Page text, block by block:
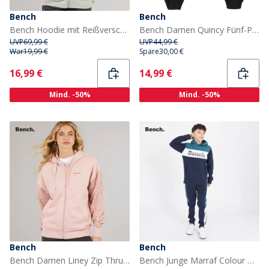
Bench
Bench Hoodie mit Reißverschluss Damen Salbei
UVP69,99 €
War19,99 €
Current
16,99 €
Mind. -50%
Bench
Bench Damen Quincy Fünf-Pack Slips Mehrfarbig
UVP44,99 €
Spare30,00 €
Current
14,99 €
Mind. -50%
Bench
Bench Damen Liney Zip Thru Hoodie Hell Staubig Rosa
Bench
Bench Junge Marraf Colour Blocking Trainingsanzug Marineblau